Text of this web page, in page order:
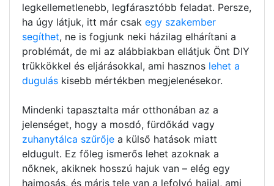
legkellemetlenebb, legfárasztóbb feladat. Persze,
ha úgy látjuk, itt már csak egy szakember
segíthet, ne is fogjunk neki házilag elhárítani a
problémát, de mi az alábbiakban ellátjuk Önt DIY
trükkökkel és eljárásokkal, ami hasznos lehet a
dugulás kisebb mértékben megjelenésekor.
Mindenki tapasztalta már otthonában az a
jelenséget, hogy a mosdó, fürdőkád vagy
zuhanytálca szűrője a külső hatások miatt
eldugult. Ez főleg ismerős lehet azoknak a
nőknek, akiknek hosszú hajuk van – elég egy
hajmosás, és máris tele van a lefolyó hajjal, ami